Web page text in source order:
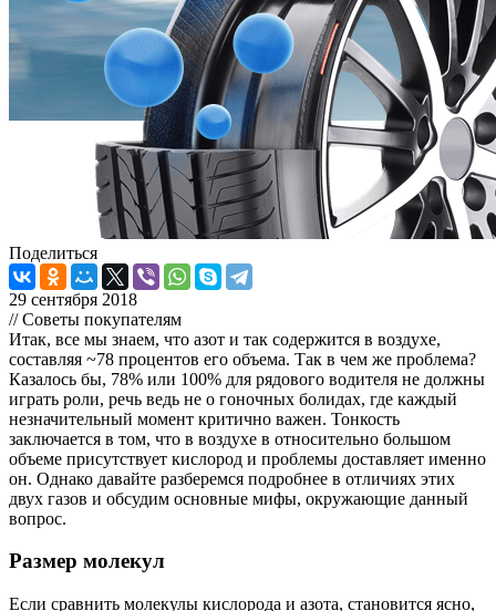
Поделиться
29 сентября 2018
// Советы покупателям
Итак, все мы знаем, что азот и так содержится в воздухе,
составляя ~78 процентов его объема. Так в чем же проблема?
Казалось бы, 78% или 100% для рядового водителя не должны
играть роли, речь ведь не о гоночных болидах, где каждый
незначительный момент критично важен. Тонкость
заключается в том, что в воздухе в относительно большом
объеме присутствует кислород и проблемы доставляет именно
он. Однако давайте разберемся подробнее в отличиях этих
двух газов и обсудим основные мифы, окружающие данный
вопрос.
Размер молекул
Если сравнить молекулы кислорода и азота, становится ясно,